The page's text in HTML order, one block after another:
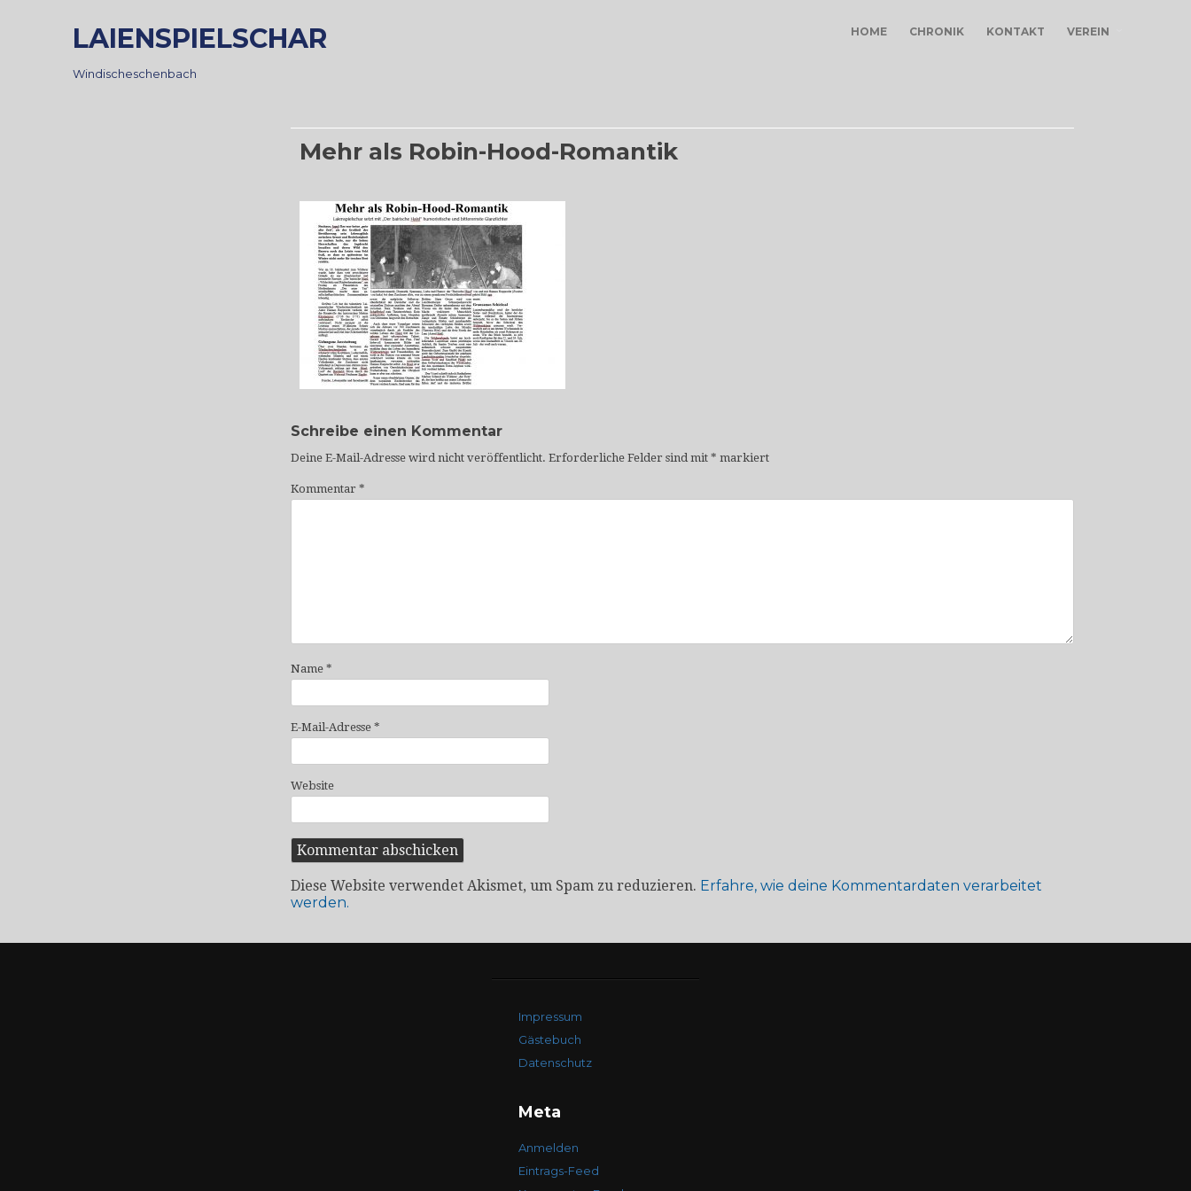
LAIENSPIELSCHAR
Windischeschenbach
HOME CHRONIK KONTAKT VEREIN
Mehr als Robin-Hood-Romantik
Schreibe einen Kommentar
Deine E-Mail-Adresse wird nicht veröffentlicht. Erforderliche Felder sind mit * markiert
Kommentar *
Name *
E-Mail-Adresse *
Website
Diese Website verwendet Akismet, um Spam zu reduzieren. Erfahre, wie deine Kommentardaten verarbeitet
werden.
Impressum
Gästebuch
Datenschutz
Meta
Anmelden
Eintrags-Feed